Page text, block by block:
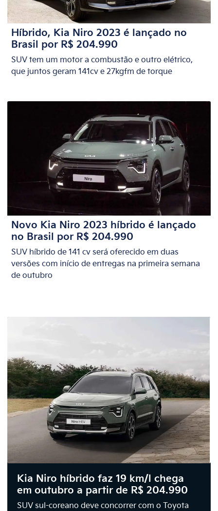
Híbrido, Kia Niro 2023 é lançado no
Brasil por R$ 204.990
SUV tem um motor a combustão e outro elétrico,
que juntos geram 141cv e 27kgfm de torque
Novo Kia Niro 2023 híbrido é lançado
no Brasil por R$ 204.990
SUV híbrido de 141 cv será oferecido em duas
versões com início de entregas na primeira semana
de outubro
Kia Niro híbrido faz 19 km/l chega
em outubro a partir de R$ 204.990
SUV sul-coreano deve concorrer com o Toyota